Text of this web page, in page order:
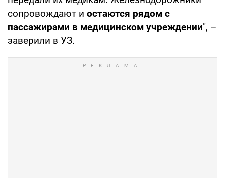
сопровождают и остаются рядом с
пассажирами в медицинском учреждении", –
заверили в УЗ.